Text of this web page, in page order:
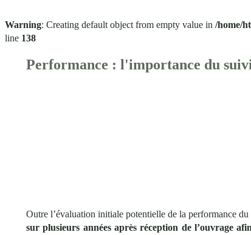
Warning: Creating default object from empty value in /home/
line 138
Performance : l'importance du suivi
Outre l’évaluation initiale potentielle de la performance
sur plusieurs années après réception de l’ouvrage